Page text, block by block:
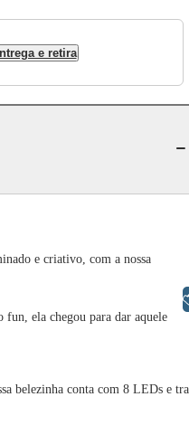
e retira
e criativo, com a nossa
ela chegou para dar aquele
belezinha conta com 8 LEDs e